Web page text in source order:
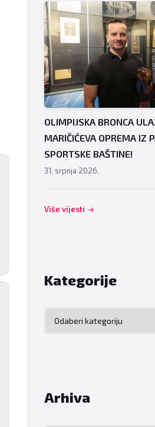
OLIMPIJSKA BRONCA
MARIČIĆEVA OPREMA IZ
SPORTSKE BAŠTINE!
31. srpnja 2026.
Više vijesti
Kategorije
Arhiva